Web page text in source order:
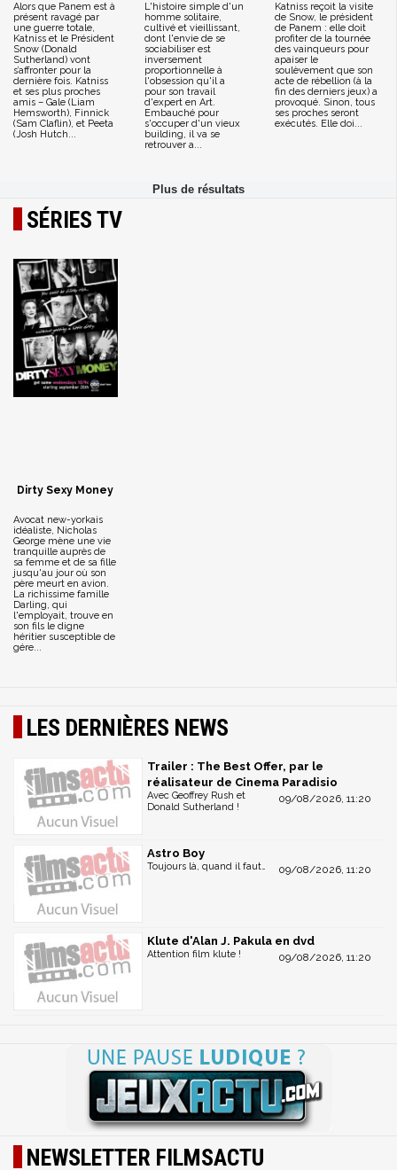
Alors que Panem est à
présent ravagé par
une guerre totale,
Katniss et le Président
Snow (Donald
Sutherland) vont
s’affronter pour la
dernière fois. Katniss
et ses plus proches
amis – Gale (Liam
Hemsworth), Finnick
(Sam Claflin), et Peeta
(Josh Hutch...
L'histoire simple d'un
homme solitaire,
cultivé et vieillissant,
dont l'envie de se
sociabiliser est
inversement
proportionnelle à
l'obsession qu'il a
pour son travail
d'expert en Art.
Embauché pour
s'occuper d'un vieux
building, il va se
retrouver a...
Katniss reçoit la visite
de Snow, le président
de Panem : elle doit
profiter de la tournée
des vainqueurs pour
apaiser le
soulèvement que son
acte de rébellion (à la
fin des derniers jeux) a
provoqué. Sinon, tous
ses proches seront
exécutés. Elle doi...
SÉRIES TV
Dirty Sexy Money
Avocat new-yorkais
idéaliste, Nicholas
George mène une vie
tranquille auprès de
sa femme et de sa fille
jusqu'au jour où son
père meurt en avion.
La richissime famille
Darling, qui
l'employait, trouve en
son fils le digne
héritier susceptible de
gére...
LES DERNIÈRES NEWS
Trailer : The Best Offer, par le
réalisateur de Cinema Paradisio
09/08/2026, 11:20
Avec Geoffrey Rush et
Donald Sutherland !
Astro Boy
09/08/2026, 11:20
Toujours là, quand il faut…
Klute d'Alan J. Pakula en dvd
09/08/2026, 11:20
Attention film klute !
NEWSLETTER FILMSACTU